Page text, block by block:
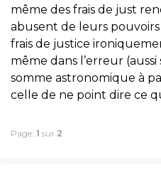
même des frais de just
abusent de leurs
frais de justice
même dans l’erreur
somme astronomique à
celle de ne point dire ce
Page: 1 sur 2